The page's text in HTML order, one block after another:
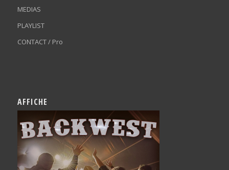
MEDIAS
PLAYLIST
CONTACT / Pro
AFFICHE